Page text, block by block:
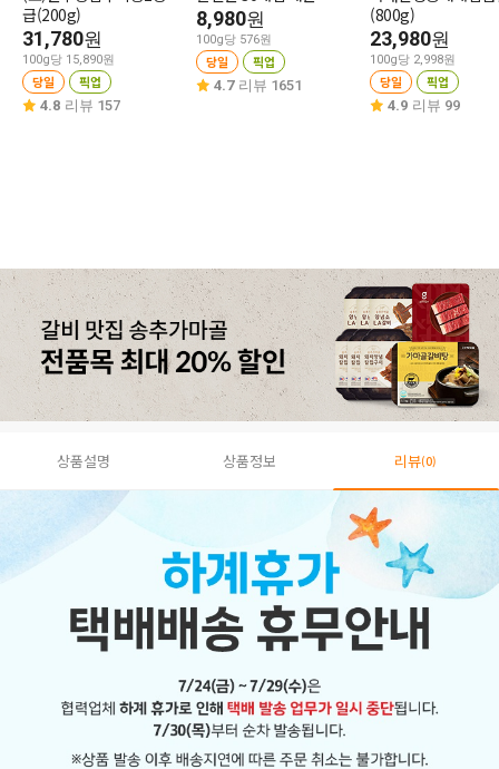
급(200g)
31,780원
100g당 15,890원
당일 픽업
4.8 리뷰 157
8,980원
100g당 576원
당일 픽업
4.7 리뷰 1651
(800g)
23,980원
100g당 2,998원
당일 픽업
4.9 리뷰 99
상품설명 상품정보 리뷰(0)